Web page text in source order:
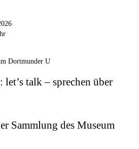
Dortmunder U
let’s talk – sprechen über
Sammlung des Museum